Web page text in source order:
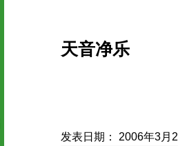
天音净乐
发表日期： 2006年3月